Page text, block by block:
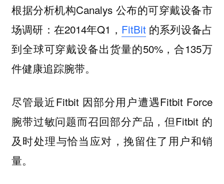
根据分析机构Canalys 公布的可穿戴设备市
场调研：在2014年Q1， FitBit的系列设备占
到全球可穿戴设备出货量的50%，合135万
件健康追踪腕带。
尽管最近Fitbit 因部分用户遭遇Fitbit Force
腕带过敏问题而召回部分产品，但Fitbit 的
及时处理与恰当应对，挽留住了用户和销
量。